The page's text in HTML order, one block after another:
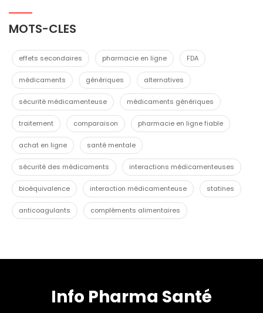
MOTS-CLES
effets secondaires pharmacie en ligne FDA
médicaments génériques alternatives
sécurité médicamenteuse médicaments génériques
traitement comparaison pharmacie en ligne fiable
achat en ligne santé mentale
sécurité des médicaments interactions médicamenteuses
bioéquivalence interaction médicamenteuse statines
anticoagulants compléments alimentaires
Info Pharma Santé